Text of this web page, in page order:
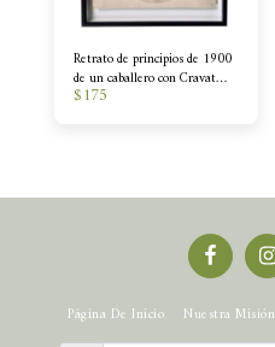
Retrato de principios de 1900
de un caballero con Cravat
rayado
$175
Página De Inicio Nuestra Misión